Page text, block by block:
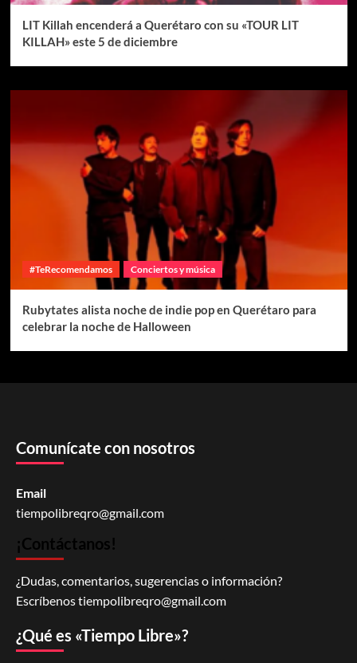
LIT Killah encenderá a Querétaro con su «TOUR LIT
KILLAH» este 5 de diciembre
#TeRecomendamos Conciertos y música
Rubytates alista noche de indie pop en Querétaro para
celebrar la noche de Halloween
Comunícate con nosotros
Email
tiempolibreqro@gmail.com
¡Contáctanos!
¿Dudas, comentarios, sugerencias o información?
Escríbenostiempolibreqro@gmail.com
¿Qué es «Tiempo Libre»?